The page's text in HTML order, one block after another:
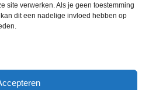
site verwerken. Als je geen toestemming
dit een nadelige invloed hebben op
oktober 2018